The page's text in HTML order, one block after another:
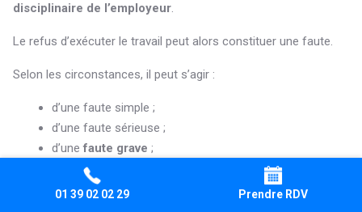
disciplinaire de l’employeur.
Le refus d’exécuter le travail peut alors constituer une faute.
Selon les circonstances, il peut s’agir :
d’une faute simple ;
d’une faute sérieuse ;
d’unefaute grave ;
plus rarement, d’une faute lourde.
faute graveest retenue lorsque le comportement du
01 39 02 02 29 Prendre RDV